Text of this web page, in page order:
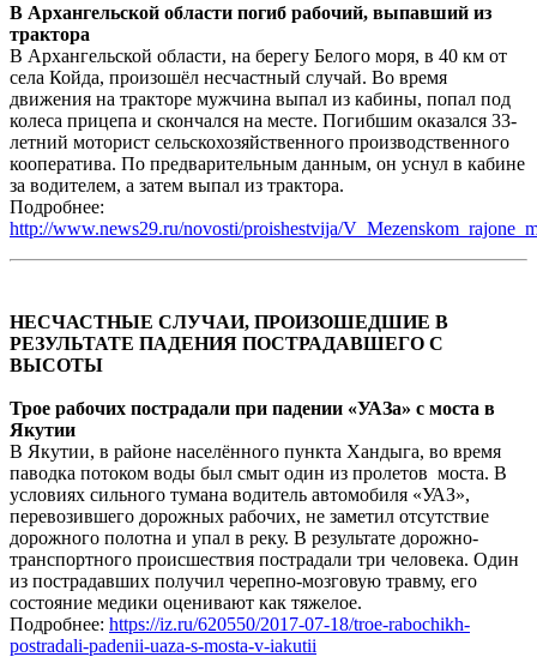
В Архангельской области погиб рабочий, выпавший из
трактора
В Архангельской области, на берегу Белого моря, в 40 км от
села Койда, произошёл несчастный случай. Во время
движения на тракторе мужчина выпал из кабины, попал под
колеса прицепа и скончался на месте. Погибшим оказался 33-
летний моторист сельскохозяйственного производственного
кооператива. По предварительным данным, он уснул в кабине
за водителем, а затем выпал из трактора.
Подробнее:
http://www.news29.ru/novosti/proishestvija/
НЕСЧАСТНЫЕ СЛУЧАИ, ПРОИЗОШЕДШИЕ В
РЕЗУЛЬТАТЕ ПАДЕНИЯ ПОСТРАДАВШЕГО С
ВЫСОТЫ
Трое рабочих пострадали при падении «УАЗа» с моста в
Якутии
В Якутии, в районе населённого пункта Хандыга, во время
паводка потоком воды был смыт один из пролетов моста. В
условиях сильного тумана водитель автомобиля «УАЗ»,
перевозившего дорожных рабочих, не заметил отсутствие
дорожного полотна и упал в реку. В результате дорожно-
транспортного происшествия пострадали три человека. Один
из пострадавших получил черепно-мозговую травму, его
состояние медики оценивают как тяжелое.
Подробнее: https://iz.ru/620550/2017-07-18/troe-rabochikh-
postradali-padenii-uaza-s-mosta-v-iakutii